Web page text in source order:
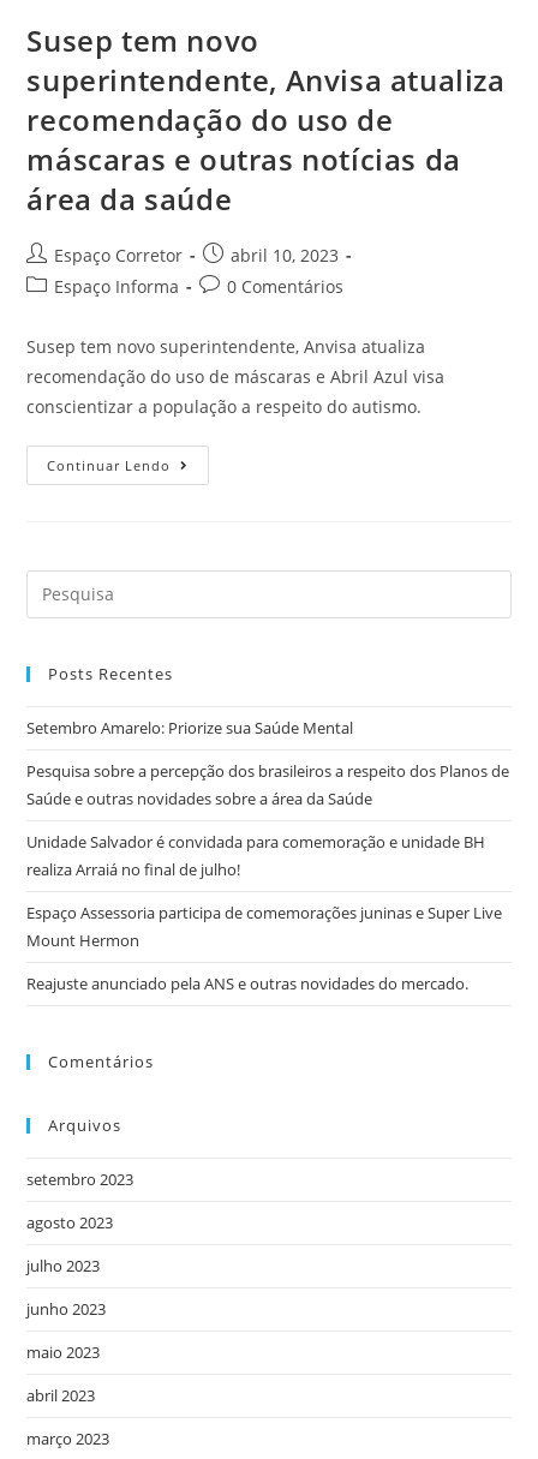
Susep tem novo
superintendente, Anvisa atualiza
recomendação do uso de
máscaras e outras notícias da
área da saúde
Espaço Corretor
abril 10, 2023
Espaço Informa
0 Comentários
Susep tem novo superintendente, Anvisa atualiza
recomendação do uso de máscaras e Abril Azul visa
conscientizar a população a respeito do autismo.
Continuar Lendo
Posts Recentes
Setembro Amarelo: Priorize sua Saúde Mental
Pesquisa sobre a percepção dos brasileiros a respeito dos Planos de
Saúde e outras novidades sobre a área da Saúde
Unidade Salvador é convidada para comemoração e unidade BH
realiza Arraiá no final de julho!
Espaço Assessoria participa de comemorações juninas e Super Live
Mount Hermon
Reajuste anunciado pela ANS e outras novidades do mercado.
Comentários
Arquivos
setembro 2023
agosto 2023
julho 2023
junho 2023
maio 2023
abril 2023
março 2023